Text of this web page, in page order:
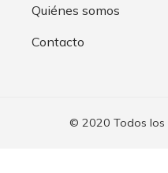
Quiénes somos
Contacto
© 2020 Todos los